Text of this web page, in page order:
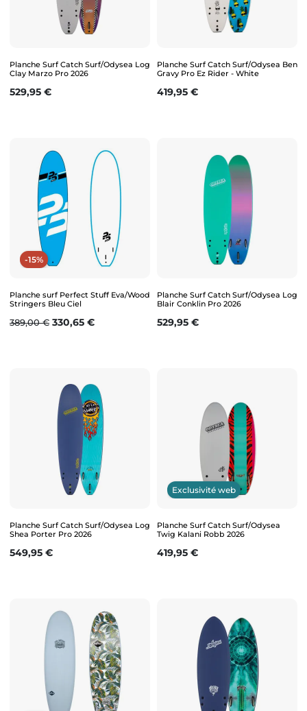
Planche Surf Catch Surf/Odysea Log
Clay Marzo Pro 2026
Prix
529,95 €
Planche Surf Catch Surf/Odysea Ben
Gravy Pro Ez Rider - White
Prix
419,95 €
-15%
Planche surf Perfect Stuff Eva/Wood
Stringers Bleu Ciel
Prix de base
389,00 € Prix
330,65 €
Planche Surf Catch Surf/Odysea Log
Blair Conklin Pro 2026
Prix
529,95 €
Planche Surf Catch Surf/Odysea Log
Shea Porter Pro 2026
Prix
549,95 €
Exclusivité web
Planche Surf Catch Surf/Odysea
Twig Kalani Robb 2026
Prix
419,95 €